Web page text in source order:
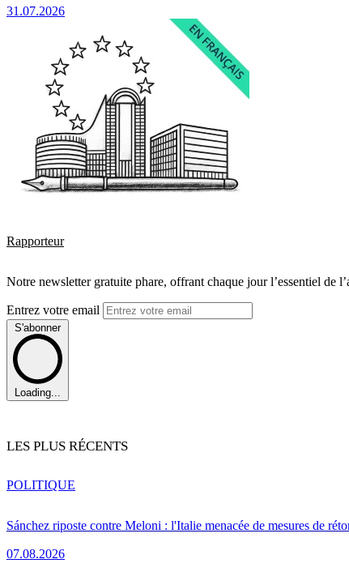
31.07.2026
Rapporteur
Notre newsletter gratuite phare, offrant chaque jour l’essentiel de
Entrez votre email
S'abonner
Loading...
LES PLUS RÉCENTS
Sánchez riposte contre Meloni : l'Italie menacée de mesures de
07.08.2026
POLITIQUE